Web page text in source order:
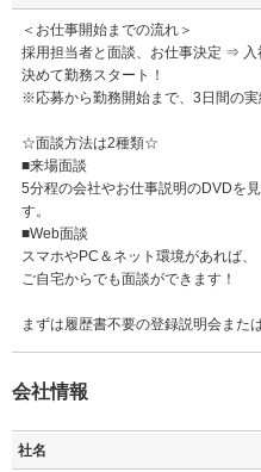
＜お仕事開始までの流れ＞
採用担当者と面談、お仕事決定 ⇒
決めて勤務スタート！
※応募から勤務開始まで、3日間の
☆面談方法は2種類☆
■来場面談
5分程の会社やお仕事説明のDVDを
す。
■Web面談
スマホやPC＆ネット環境があれば、
ご自宅からでも面談ができます！
まずは履歴書不要の登録説明会また
会社情報
社名